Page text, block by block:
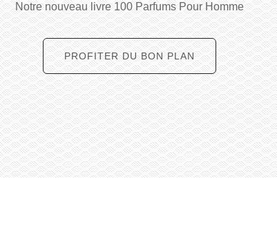
Notre nouveau livre 100 Parfums Pour Homme
PROFITER DU BON PLAN